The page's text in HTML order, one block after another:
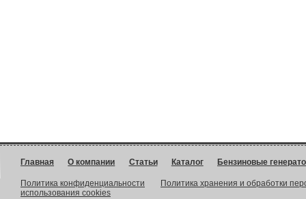
Главная О компании Статьи Каталог Бензиновые
Политика конфиденциальности
Политика хранения и обработки
использования cookies